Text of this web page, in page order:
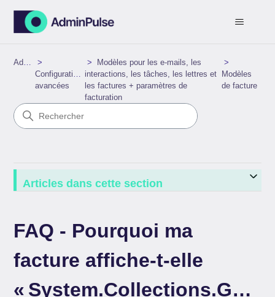
AdminPulse
Configurations
avancées
Modèles pour les e-mails, les
interactions, les tâches, les lettres et
les factures + paramètres de
facturation
Modèles
de facture
Articles dans cette section
FAQ - Pourquoi ma
facture affiche-t-elle
«